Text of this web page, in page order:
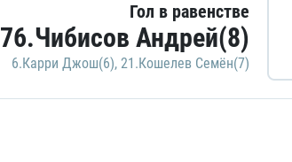
Гол в равенстве
76.Чибисов Андрей(8)
6.Карри Джош(6), 21.Кошелев Семён(7)